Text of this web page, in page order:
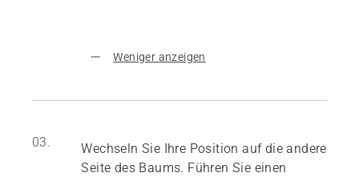
Weniger anzeigen
03.
Wechseln Sie Ihre Position auf die andere
Seite des Baums. Führen Sie einen